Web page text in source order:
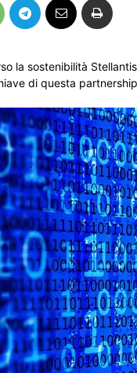
la sostenibilità
di questa